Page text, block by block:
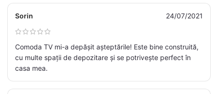
Sorin 24/07/2021
Comoda TV mi-a depășit așteptările! Este bine construită,
cu multe spații de depozitare și se potrivește perfect în
casa mea.